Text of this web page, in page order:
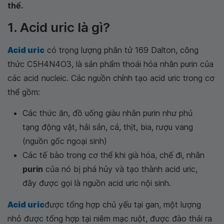
thể.
1. Acid uric là gì?
Acid uric có trọng lượng phân tử 169 Dalton, công
thức C5H4N4O3, là sản phẩm thoái hóa nhân purin của
các acid nucleic. Các nguồn chính tạo acid uric trong cơ
thể gồm:
Các thức ăn, đồ uống giàu nhân purin như phủ
tạng động vật, hải sản, cá, thịt, bia, rượu vang
(nguồn gốc ngoại sinh)
Các tế bào trong cơ thể khi già hóa, chế đi, nhân
purin của nó bị phá hủy và tạo thành acid uric,
đây được gọi là nguồn acid uric nội sinh.
Acid uricđược tổng hợp chủ yếu tại gan, một lượng
nhỏ được tổng hợp tại niêm mạc ruột, được đào thải ra